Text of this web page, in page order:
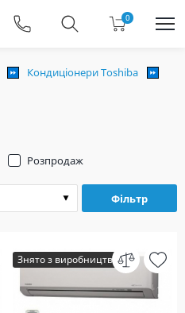
0
Кондиціонери Toshiba
Фільтр
Розпродаж
Знято з виробництва